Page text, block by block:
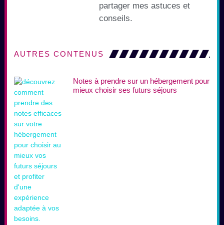
partager mes astuces et
conseils.
AUTRES CONTENUS
Notes à prendre sur un hébergement pour
mieux choisir ses futurs séjours